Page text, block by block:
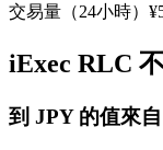
USDC永續
多種以USDC
交易量（24小時） ¥
iExec RLC
到 JPY 的值來